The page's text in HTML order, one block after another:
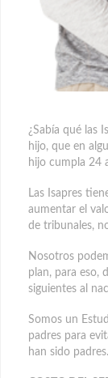
¿Sabía qué las
hijo, que en
hijo cumpla 24
Las Isapres
aumentar el
de tribunales,
Nosotros
plan, para eso,
siguientes al
Somos un
padres para
han sido padres.